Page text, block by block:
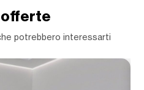
potrebbero interessarti